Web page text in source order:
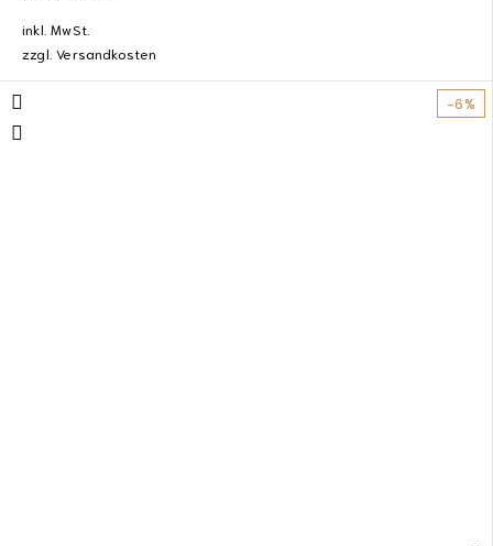
inkl. MwSt.
zzgl.Versandkosten
-6%